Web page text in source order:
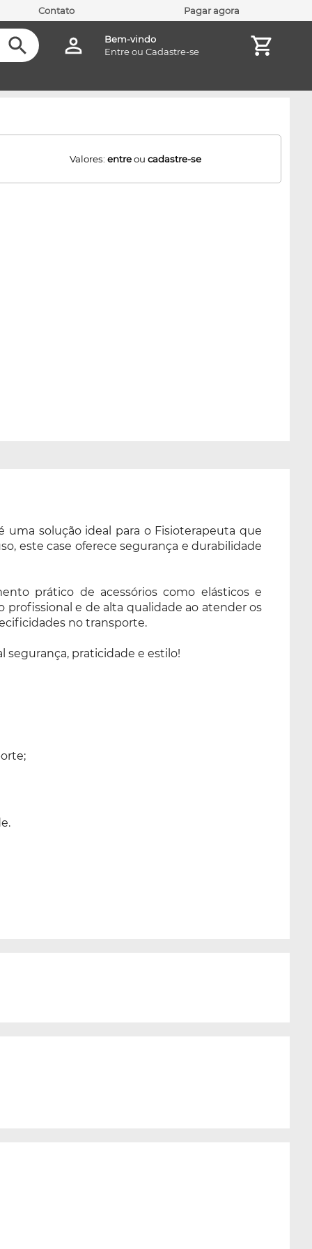
Contato Pagar agora
Bem-vindo
Entreou Cadastre-se
Valores:entreoucadastre-se
uma solução ideal para o Fisioterapeuta que
este case oferece segurança e durabilidade
prático de acessórios como elásticos e
e de alta qualidade ao atender os
no transporte.
segurança, praticidade e estilo!